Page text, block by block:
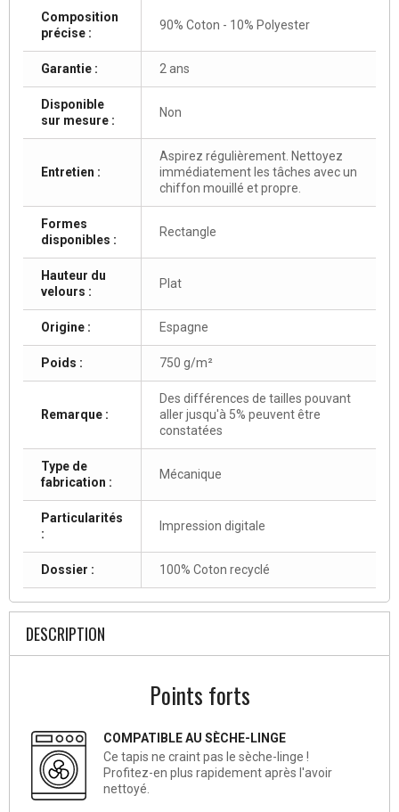
Composition
précise :
90% Coton - 10% Polyester
Garantie : 2 ans
Disponible
sur mesure :
Non
Entretien :
Aspirez régulièrement. Nettoyez
immédiatement les tâches avec un
chiffon mouillé et propre.
Formes
disponibles :
Rectangle
Hauteur du
velours :
Plat
Origine : Espagne
Poids : 750 g/m²
Remarque :
Des différences de tailles pouvant
aller jusqu'à 5% peuvent être
constatées
Type de
fabrication :
Mécanique
Particularités
:
Impression digitale
Dossier : 100% Coton recyclé
DESCRIPTION
Points forts
COMPATIBLE AU SÈCHE-LINGE
Ce tapis ne craint pas le sèche-linge !
Profitez-en plus rapidement après l'avoir
nettoyé.